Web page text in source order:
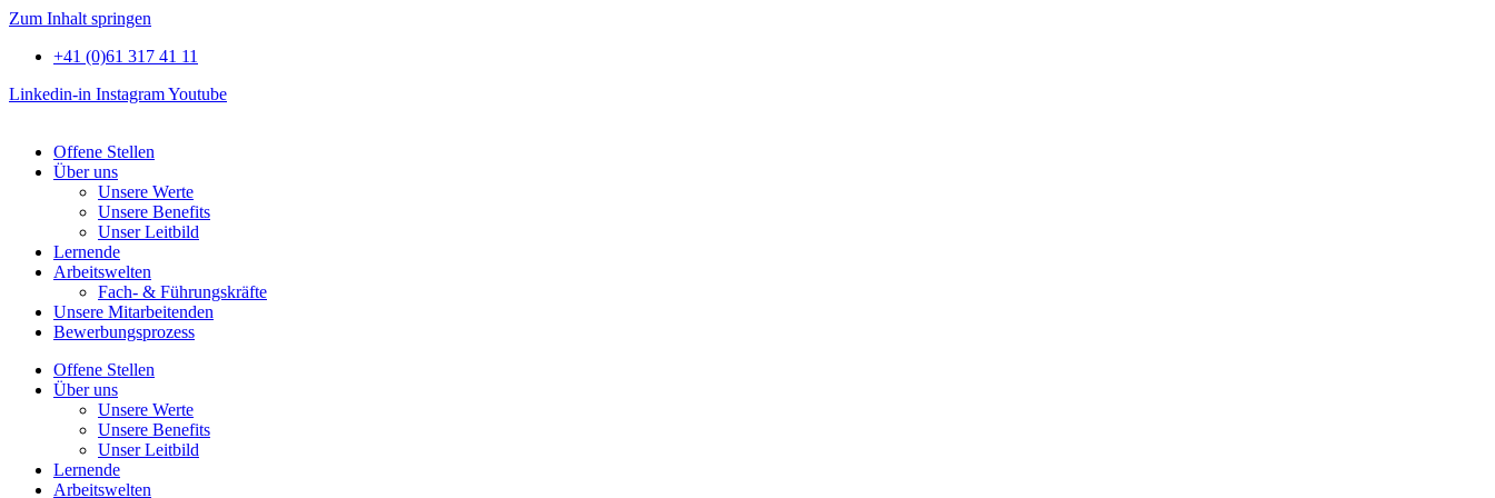
Zum Inhalt springen
+41 (0)61 317 41 11
Linkedin-in InstagramYoutube
Offene Stellen
Über uns
Unsere Werte
Unsere Benefits
Unser Leitbild
Lernende
Arbeitswelten
Fach- & Führungskräfte
Unsere Mitarbeitenden
Bewerbungsprozess
Offene Stellen
Über uns
Unsere Werte
Unsere Benefits
Unser Leitbild
Lernende
Arbeitswelten